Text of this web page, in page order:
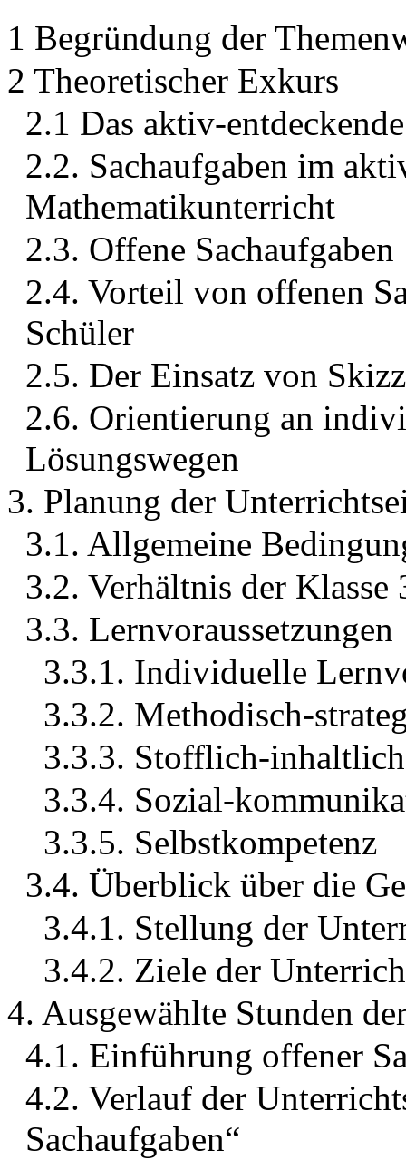
1 Begründung der
2 Theoretischer Exkurs
2.1 Das aktiv-
2.2. Sachaufgaben im
Mathematikunterricht
2.3. Offene Sachaufgaben
2.4. Vorteil von offenen
Schüler
2.5. Der Einsatz von
2.6. Orientierung an
Lösungswegen
3. Planung der
3.1. Allgemeine
3.2. Verhältnis der
3.3. Lernvoraussetzungen
3.3.1. Individuelle
3.3.2. Methodisch-
3.3.3. Stofflich-
3.3.4. Sozial-
3.3.5. Selbstkompetenz
3.4. Überblick über die
3.4.1. Stellung der
3.4.2. Ziele der
4. Ausgewählte Stunden
4.1. Einführung offener
4.2. Verlauf der
Sachaufgaben“